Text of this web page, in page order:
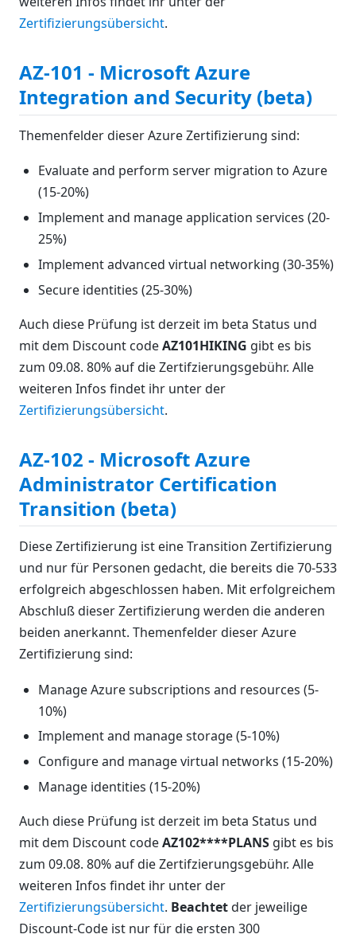
Zertifizierungsübersicht.
AZ-101 - Microsoft Azure
Integration and Security (beta)
Themenfelder dieser Azure Zertifizierung sind:
Evaluate and perform server migration to Azure
(15-20%)
Implement and manage application services (20-
25%)
Implement advanced virtual networking (30-35%)
Secure identities (25-30%)
Auch diese Prüfung ist derzeit im beta Status und
mit dem Discount codeAZ101HIKING gibt es bis
zum 09.08. 80% auf die Zertifzierungsgebühr. Alle
weiteren Infos findet ihr unter der
Zertifizierungsübersicht.
AZ-102 - Microsoft Azure
Administrator Certification
Transition (beta)
Diese Zertifizierung ist eine Transition Zertifizierung
und nur für Personen gedacht, die bereits die 70-533
erfolgreich abgeschlossen haben. Mit erfolgreichem
Abschluß dieser Zertifizierung werden die anderen
beiden anerkannt. Themenfelder dieser Azure
Zertifizierung sind:
Manage Azure subscriptions and resources (5-
10%)
Implement and manage storage (5-10%)
Configure and manage virtual networks (15-20%)
Manage identities (15-20%)
Auch diese Prüfung ist derzeit im beta Status und
mit dem Discount codeAZ102****PLANS gibt es bis
zum 09.08. 80% auf die Zertifzierungsgebühr. Alle
weiteren Infos findet ihr unter der
Zertifizierungsübersicht. Beachtetder jeweilige
Discount-Code ist nur für die ersten 300